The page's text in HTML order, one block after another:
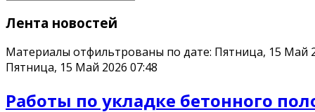
Лента новостей
Материалы отфильтрованы по дате: Пятница, 15 Май
Пятница, 15 Май 2026 07:48
Работы по укладке бетонного